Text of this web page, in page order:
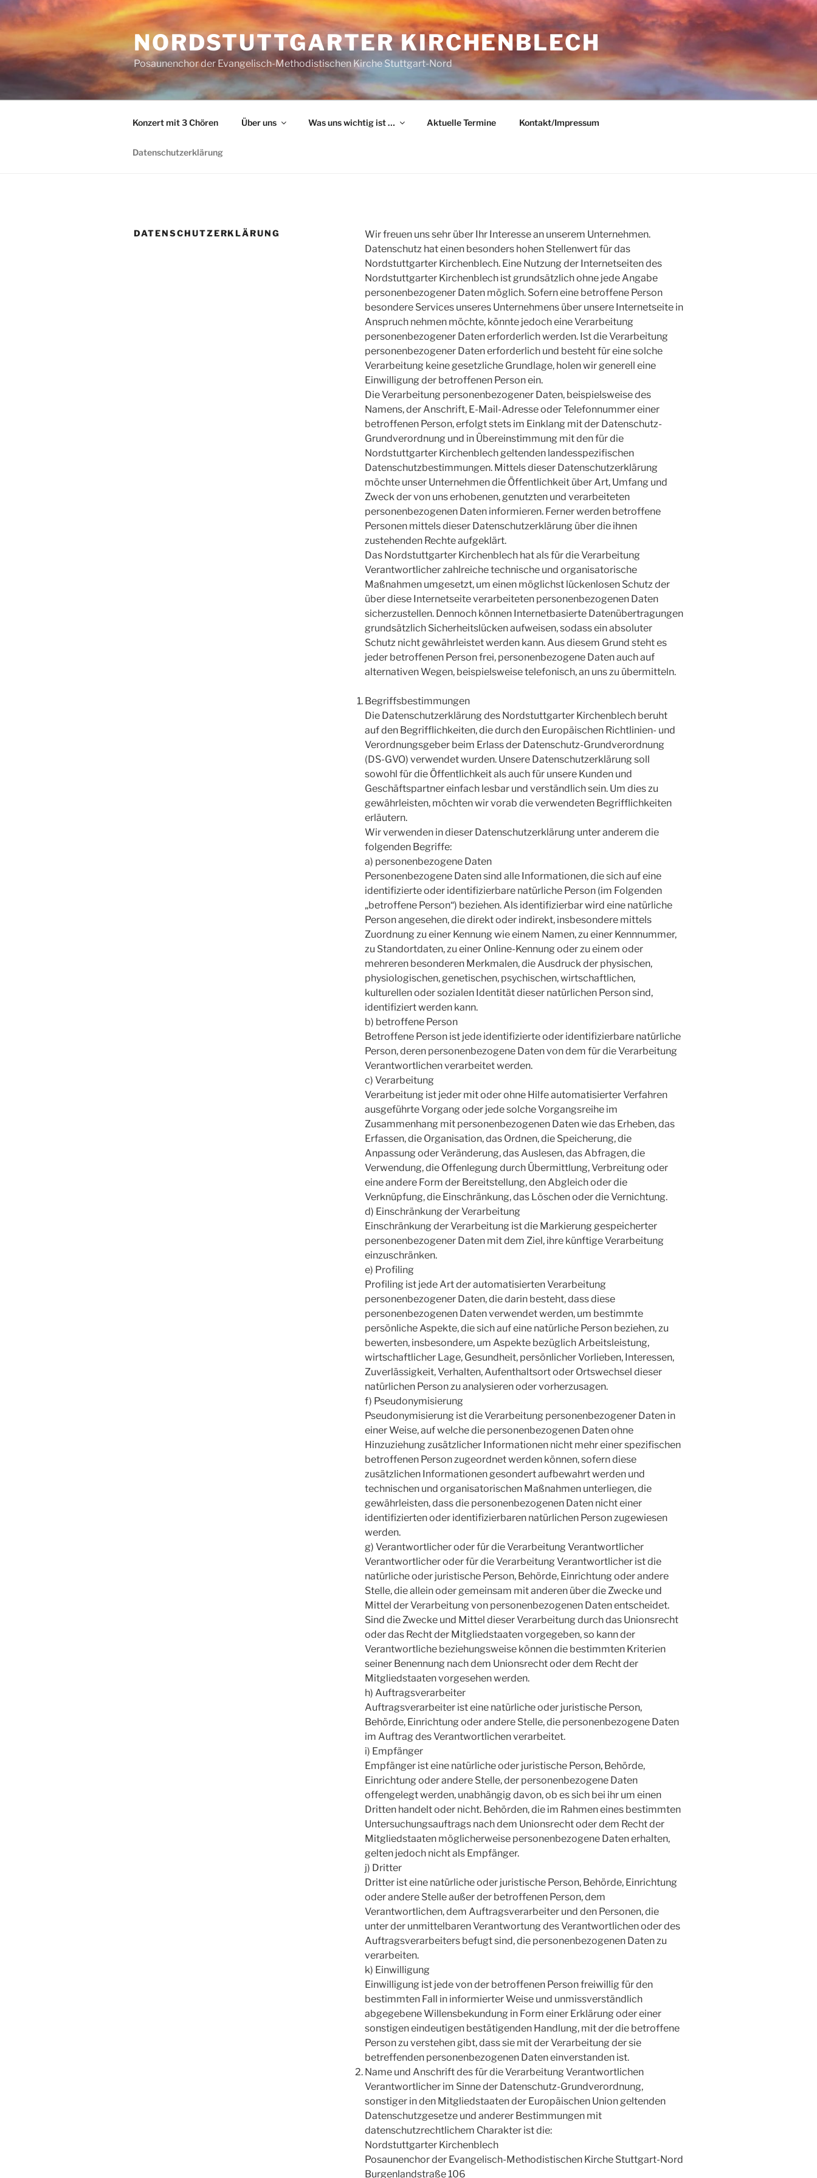
Zum
Inhalt
springen
NORDSTUTTGARTER KIRCHENBLECH
Posaunenchor der Evangelisch-Methodistischen Kirche Stuttgart-Nord
Konzert mit 3 Chören Über uns Was uns wichtig ist … Aktuelle Termine Kontakt/Impressum
Datenschutzerklärung
DATENSCHUTZERKLÄRUNG
Wir freuen uns sehr über Ihr Interesse an unserem Unternehmen.
Datenschutz hat einen besonders hohen Stellenwert für das
Nordstuttgarter Kirchenblech. Eine Nutzung der Internetseiten des
Nordstuttgarter Kirchenblech ist grundsätzlich ohne jede Angabe
personenbezogener Daten möglich. Sofern eine betroffene Person
besondere Services unseres Unternehmens über unsere Internetseite in
Anspruch nehmen möchte, könnte jedoch eine Verarbeitung
personenbezogener Daten erforderlich werden. Ist die Verarbeitung
personenbezogener Daten erforderlich und besteht für eine solche
Verarbeitung keine gesetzliche Grundlage, holen wir generell eine
Einwilligung der betroffenen Person ein.
Die Verarbeitung personenbezogener Daten, beispielsweise des
Namens, der Anschrift, E-Mail-Adresse oder Telefonnummer einer
betroffenen Person, erfolgt stets im Einklang mit der Datenschutz-
Grundverordnung und in Übereinstimmung mit den für die
Nordstuttgarter Kirchenblech geltenden landesspezifischen
Datenschutzbestimmungen. Mittels dieser Datenschutzerklärung
möchte unser Unternehmen die Öffentlichkeit über Art, Umfang und
Zweck der von uns erhobenen, genutzten und verarbeiteten
personenbezogenen Daten informieren. Ferner werden betroffene
Personen mittels dieser Datenschutzerklärung über die ihnen
zustehenden Rechte aufgeklärt.
Das Nordstuttgarter Kirchenblech hat als für die Verarbeitung
Verantwortlicher zahlreiche technische und organisatorische
Maßnahmen umgesetzt, um einen möglichst lückenlosen Schutz der
über diese Internetseite verarbeiteten personenbezogenen Daten
sicherzustellen. Dennoch können Internetbasierte Datenübertragungen
grundsätzlich Sicherheitslücken aufweisen, sodass ein absoluter
Schutz nicht gewährleistet werden kann. Aus diesem Grund steht es
jeder betroffenen Person frei, personenbezogene Daten auch auf
alternativen Wegen, beispielsweise telefonisch, an uns zu übermitteln.
Begriffsbestimmungen
Die Datenschutzerklärung des Nordstuttgarter Kirchenblech beruht
auf den Begrifflichkeiten, die durch den Europäischen Richtlinien- und
Verordnungsgeber beim Erlass der Datenschutz-Grundverordnung
(DS-GVO) verwendet wurden. Unsere Datenschutzerklärung soll
sowohl für die Öffentlichkeit als auch für unsere Kunden und
Geschäftspartner einfach lesbar und verständlich sein. Um dies zu
gewährleisten, möchten wir vorab die verwendeten Begrifflichkeiten
erläutern.
Wir verwenden in dieser Datenschutzerklärung unter anderem die
folgenden Begriffe:
a) personenbezogene Daten
Personenbezogene Daten sind alle Informationen, die sich auf eine
identifizierte oder identifizierbare natürliche Person (im Folgenden
„betroffene Person“) beziehen. Als identifizierbar wird eine natürliche
Person angesehen, die direkt oder indirekt, insbesondere mittels
Zuordnung zu einer Kennung wie einem Namen, zu einer Kennnummer,
zu Standortdaten, zu einer Online-Kennung oder zu einem oder
mehreren besonderen Merkmalen, die Ausdruck der physischen,
physiologischen, genetischen, psychischen, wirtschaftlichen,
kulturellen oder sozialen Identität dieser natürlichen Person sind,
identifiziert werden kann.
b) betroffene Person
Betroffene Person ist jede identifizierte oder identifizierbare natürliche
Person, deren personenbezogene Daten von dem für die Verarbeitung
Verantwortlichen verarbeitet werden.
c) Verarbeitung
Verarbeitung ist jeder mit oder ohne Hilfe automatisierter Verfahren
ausgeführte Vorgang oder jede solche Vorgangsreihe im
Zusammenhang mit personenbezogenen Daten wie das Erheben, das
Erfassen, die Organisation, das Ordnen, die Speicherung, die
Anpassung oder Veränderung, das Auslesen, das Abfragen, die
Verwendung, die Offenlegung durch Übermittlung, Verbreitung oder
eine andere Form der Bereitstellung, den Abgleich oder die
Verknüpfung, die Einschränkung, das Löschen oder die Vernichtung.
d) Einschränkung der Verarbeitung
Einschränkung der Verarbeitung ist die Markierung gespeicherter
personenbezogener Daten mit dem Ziel, ihre künftige Verarbeitung
einzuschränken.
e) Profiling
Profiling ist jede Art der automatisierten Verarbeitung
personenbezogener Daten, die darin besteht, dass diese
personenbezogenen Daten verwendet werden, um bestimmte
persönliche Aspekte, die sich auf eine natürliche Person beziehen, zu
bewerten, insbesondere, um Aspekte bezüglich Arbeitsleistung,
wirtschaftlicher Lage, Gesundheit, persönlicher Vorlieben, Interessen,
Zuverlässigkeit, Verhalten, Aufenthaltsort oder Ortswechsel dieser
natürlichen Person zu analysieren oder vorherzusagen.
f) Pseudonymisierung
Pseudonymisierung ist die Verarbeitung personenbezogener Daten in
einer Weise, auf welche die personenbezogenen Daten ohne
Hinzuziehung zusätzlicher Informationen nicht mehr einer spezifischen
betroffenen Person zugeordnet werden können, sofern diese
zusätzlichen Informationen gesondert aufbewahrt werden und
technischen und organisatorischen Maßnahmen unterliegen, die
gewährleisten, dass die personenbezogenen Daten nicht einer
identifizierten oder identifizierbaren natürlichen Person zugewiesen
werden.
g) Verantwortlicher oder für die Verarbeitung Verantwortlicher
Verantwortlicher oder für die Verarbeitung Verantwortlicher ist die
natürliche oder juristische Person, Behörde, Einrichtung oder andere
Stelle, die allein oder gemeinsam mit anderen über die Zwecke und
Mittel der Verarbeitung von personenbezogenen Daten entscheidet.
Sind die Zwecke und Mittel dieser Verarbeitung durch das Unionsrecht
oder das Recht der Mitgliedstaaten vorgegeben, so kann der
Verantwortliche beziehungsweise können die bestimmten Kriterien
seiner Benennung nach dem Unionsrecht oder dem Recht der
Mitgliedstaaten vorgesehen werden.
h) Auftragsverarbeiter
Auftragsverarbeiter ist eine natürliche oder juristische Person,
Behörde, Einrichtung oder andere Stelle, die personenbezogene Daten
im Auftrag des Verantwortlichen verarbeitet.
i) Empfänger
Empfänger ist eine natürliche oder juristische Person, Behörde,
Einrichtung oder andere Stelle, der personenbezogene Daten
offengelegt werden, unabhängig davon, ob es sich bei ihr um einen
Dritten handelt oder nicht. Behörden, die im Rahmen eines bestimmten
Untersuchungsauftrags nach dem Unionsrecht oder dem Recht der
Mitgliedstaaten möglicherweise personenbezogene Daten erhalten,
gelten jedoch nicht als Empfänger.
j) Dritter
Dritter ist eine natürliche oder juristische Person, Behörde, Einrichtung
oder andere Stelle außer der betroffenen Person, dem
Verantwortlichen, dem Auftragsverarbeiter und den Personen, die
unter der unmittelbaren Verantwortung des Verantwortlichen oder des
Auftragsverarbeiters befugt sind, die personenbezogenen Daten zu
verarbeiten.
k) Einwilligung
Einwilligung ist jede von der betroffenen Person freiwillig für den
bestimmten Fall in informierter Weise und unmissverständlich
abgegebene Willensbekundung in Form einer Erklärung oder einer
sonstigen eindeutigen bestätigenden Handlung, mit der die betroffene
Person zu verstehen gibt, dass sie mit der Verarbeitung der sie
betreffenden personenbezogenen Daten einverstanden ist.
Name und Anschrift des für die Verarbeitung Verantwortlichen
Verantwortlicher im Sinne der Datenschutz-Grundverordnung,
sonstiger in den Mitgliedstaaten der Europäischen Union geltenden
Datenschutzgesetze und anderer Bestimmungen mit
datenschutzrechtlichem Charakter ist die:
Nordstuttgarter Kirchenblech
Posaunenchor der Evangelisch-Methodistischen Kirche Stuttgart-Nord
Burgenlandstraße 106